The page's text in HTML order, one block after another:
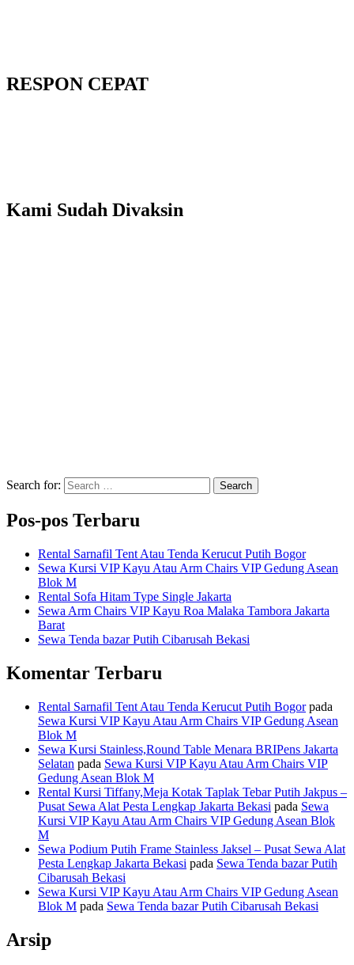
RESPON CEPAT
Kami Sudah Divaksin
Search for: Search
Pos-pos Terbaru
Rental Sarnafil Tent Atau Tenda Kerucut Putih Bogor
Sewa Kursi VIP Kayu Atau Arm Chairs VIP Gedung Asean
Blok M
Rental Sofa Hitam Type Single Jakarta
Sewa Arm Chairs VIP Kayu Roa Malaka Tambora Jakarta
Barat
Sewa Tenda bazar Putih Cibarusah Bekasi
Komentar Terbaru
Rental Sarnafil Tent Atau Tenda Kerucut Putih Bogorpada
Sewa Kursi VIP Kayu Atau Arm Chairs VIP Gedung Asean
Blok M
Sewa Kursi Stainless,Round Table Menara BRIPens Jakarta
Selatan pada Sewa Kursi VIP Kayu Atau Arm Chairs VIP
Gedung Asean Blok M
Rental Kursi Tiffany,Meja Kotak Taplak Tebar Putih Jakpus –
Pusat Sewa Alat Pesta Lengkap Jakarta Bekasi pada Sewa
Kursi VIP Kayu Atau Arm Chairs VIP Gedung Asean Blok
M
Sewa Podium Putih Frame Stainless Jaksel – Pusat Sewa Alat
Pesta Lengkap Jakarta Bekasi pada Sewa Tenda bazar Putih
Cibarusah Bekasi
Sewa Kursi VIP Kayu Atau Arm Chairs VIP Gedung Asean
Blok M pada Sewa Tenda bazar Putih Cibarusah Bekasi
Arsip